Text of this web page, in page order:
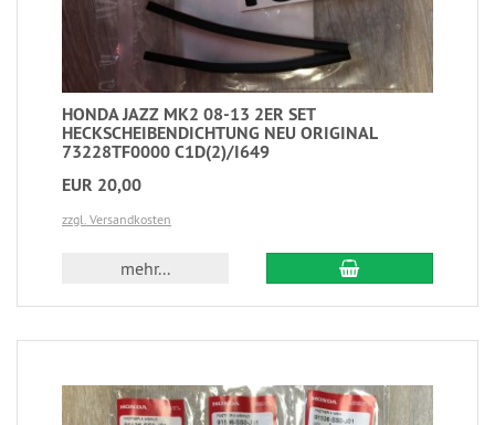
HONDA JAZZ MK2 08-13 2ER SET
HECKSCHEIBENDICHTUNG NEU ORIGINAL
73228TF0000 C1D(2)/I649
EUR 20,00
zzgl. Versandkosten
mehr...